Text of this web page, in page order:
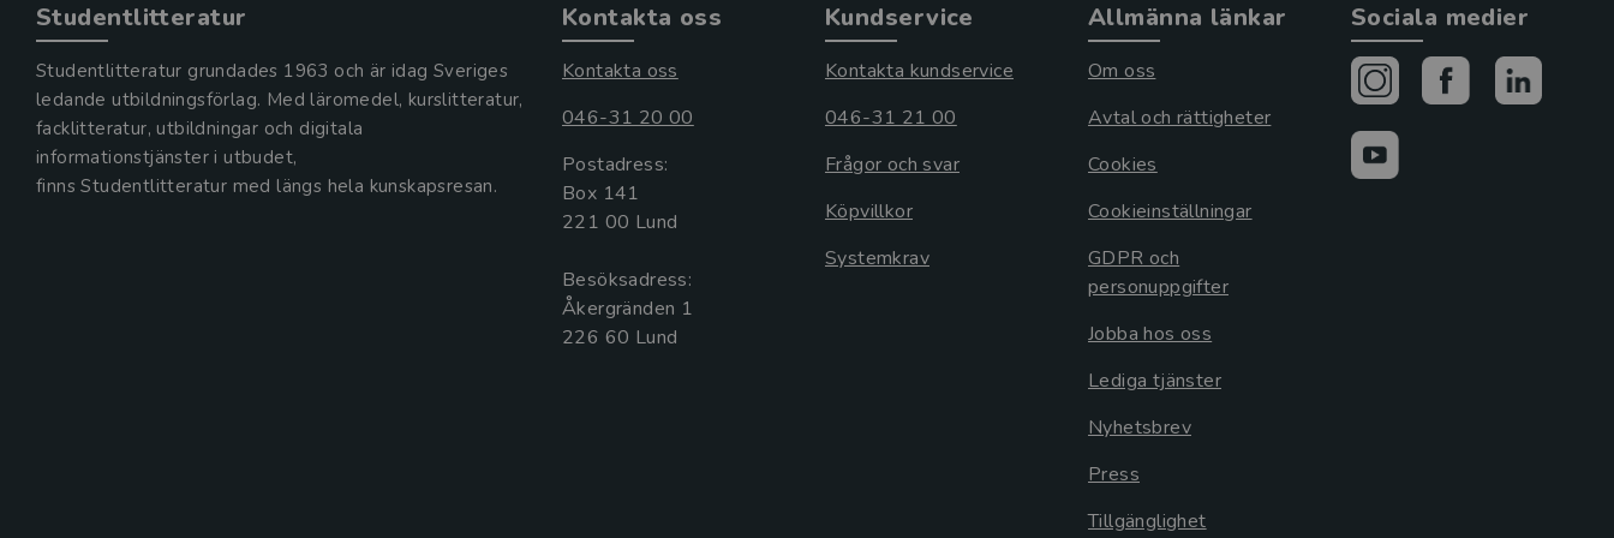
Studentlitteratur
Studentlitteratur grundades 1963 och är idag Sveriges
ledande utbildningsförlag. Med läromedel, kurslitteratur,
facklitteratur, utbildningar och digitala
informationstjänster i utbudet,
finns Studentlitteratur med längs hela kunskapsresan.
Kontakta oss
Kontakta oss
046-31 20 00
Postadress:
Box 141
221 00 Lund
Besöksadress:
Åkergränden 1
Kundservice
Kontakta kundservice
046-31 21 00
Frågor och svar
Köpvillkor
Systemkrav
Allmänna länkar
Om oss
Avtal och rättigheter
Cookies
Cookieinställningar
GDPR och
personuppgifter
Jobba hos oss
Lediga tjänster
Nyhetsbrev
Press
Tillgänglighet
Sociala medier